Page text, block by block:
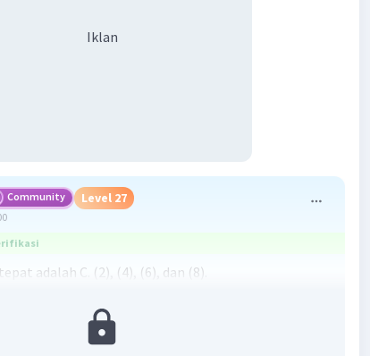
Iklan
Community Level 27
adalah C. (2), (4), (6), dan (8).
adalah komponen non-hidup dalam ekosistem.
ekosistem pantai yang diberikan, komponen